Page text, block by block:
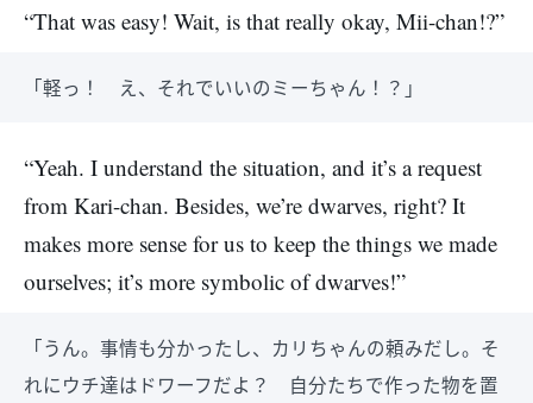
“That was easy! Wait, is that really okay, Mii-chan!?”
「軽っ！ え、それでいいのミーちゃん！？」
“Yeah. I understand the situation, and it’s a request
from Kari-chan. Besides, we’re dwarves, right? It
makes more sense for us to keep the things we made
ourselves; it’s more symbolic of dwarves!”
「うん。事情も分かったし、カリちゃんの頼みだし。そ
れにウチ達はドワーフだよ？ 自分たちで作った物を置